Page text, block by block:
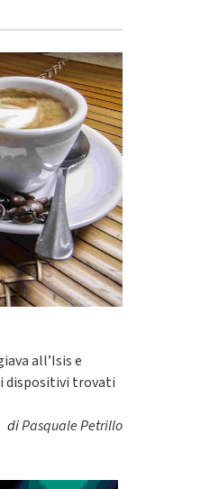
all’Isis e
dispositivi trovati
diPasquale Petrillo